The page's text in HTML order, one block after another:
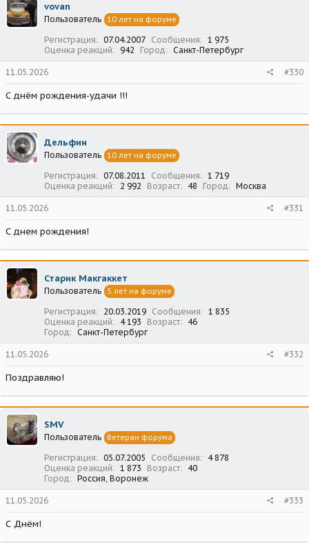
vovan
Пользователь 10 лет на форуме
Регистрация 07.04.2007 Сообщения
1 975
Оценка реакций
942 Город Санкт-Петербург
11.05.2026 #330
С днём рождения-удачи !!!
Дельфин
Пользователь 10 лет на форуме
Регистрация 07.08.2011 Сообщения
1 719
Оценка реакций
2 992 Возраст 48 Город Москва
11.05.2026 #331
С днем рождения!
Старик Макгаккет
Пользователь 5 лет на форуме
Регистрация 20.03.2019 Сообщения
1 835
Оценка реакций
4 193 Возраст
46
Город
Санкт-Петербург
11.05.2026 #332
Поздравляю!
SMV
Пользователь Ветеран форума
Регистрация 05.07.2005 Сообщения
4 878
Оценка реакций
1 873 Возраст
40
Город
Россия, Воронеж
11.05.2026 #333
С Днём!